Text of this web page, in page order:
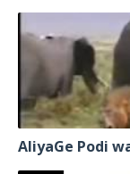
AliyaGe Podi